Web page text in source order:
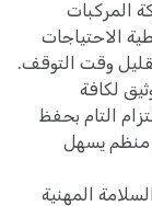
المركبات
الاحتياجات
وقت التوقف.
لكافة
التام بحفظ
منظم يسهل
المهنية